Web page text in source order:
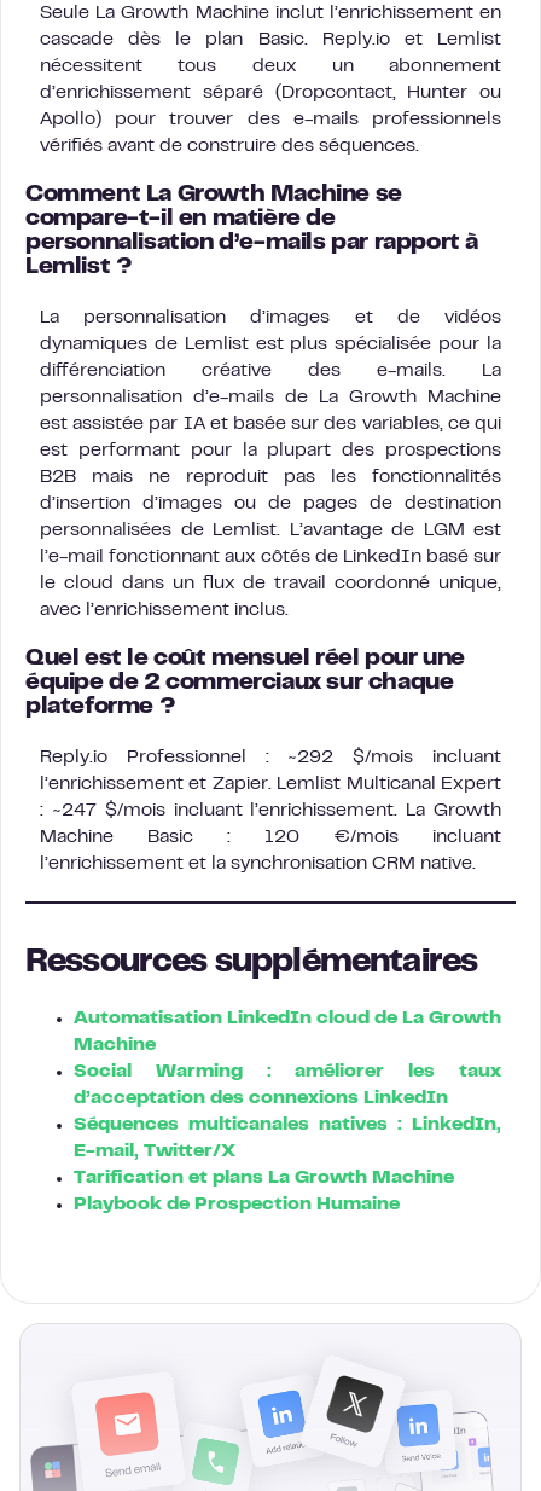
Seule La Growth Machine inclut l’enrichissement en
cascade dès le plan Basic. Reply.io et Lemlist
nécessitent tous deux un abonnement
d’enrichissement séparé (Dropcontact, Hunter ou
Apollo) pour trouver des e-mails professionnels
vérifiés avant de construire des séquences.
Comment La Growth Machine se
compare-t-il en matière de
personnalisation d’e-mails par rapport à
Lemlist ?
La personnalisation d’images et de vidéos
dynamiques de Lemlist est plus spécialisée pour la
différenciation créative des e-mails. La
personnalisation d’e-mails de La Growth Machine
est assistée par IA et basée sur des variables, ce qui
est performant pour la plupart des prospections
B2B mais ne reproduit pas les fonctionnalités
d’insertion d’images ou de pages de destination
personnalisées de Lemlist. L’avantage de LGM est
l’e-mail fonctionnant aux côtés de LinkedIn basé sur
le cloud dans un flux de travail coordonné unique,
avec l’enrichissement inclus.
Quel est le coût mensuel réel pour une
équipe de 2 commerciaux sur chaque
plateforme ?
Reply.io Professionnel : ~292 $/mois incluant
l’enrichissement et Zapier. Lemlist Multicanal Expert
: ~247 $/mois incluant l’enrichissement. La Growth
Machine Basic : 120 €/mois incluant
l’enrichissement et la synchronisation CRM native.
Ressources supplémentaires
Automatisation LinkedIn cloud de La Growth
Machine
Social Warming : améliorer les taux
d’acceptation des connexions LinkedIn
Séquences multicanales natives : LinkedIn,
E-mail, Twitter/X
Tarification et plans La Growth Machine
Playbook de Prospection Humaine